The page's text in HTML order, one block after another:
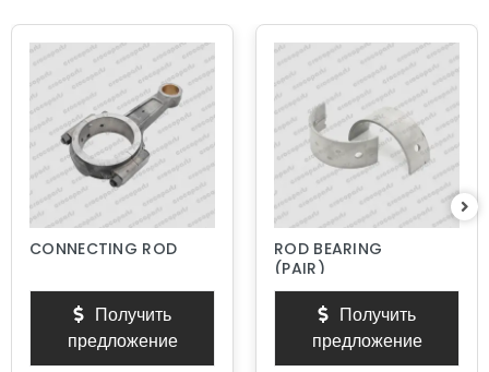
CONNECTING ROD
Получить
предложение
ROD BEARING
(PAIR)
Получить
предложение